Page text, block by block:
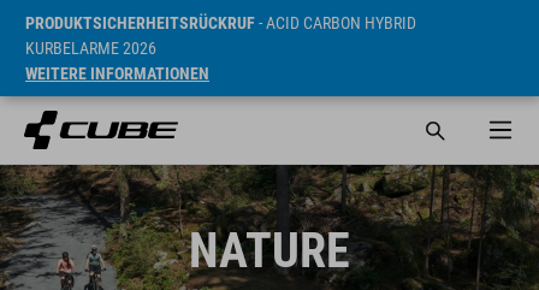
PRODUKTSICHERHEITSRÜCKRUF- ACID CARBON HYBRID
KURBELARME 2026
WEITERE INFORMATIONEN
NATURE